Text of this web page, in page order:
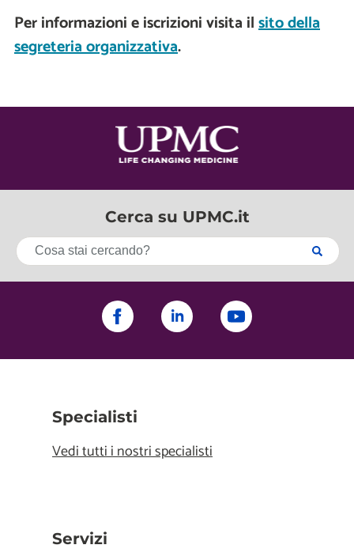
Per informazioni e iscrizioni visita ilsito della
segreteria organizzativa.
Cerca su UPMC.it
Specialisti
Vedi tutti i nostri specialisti
Servizi